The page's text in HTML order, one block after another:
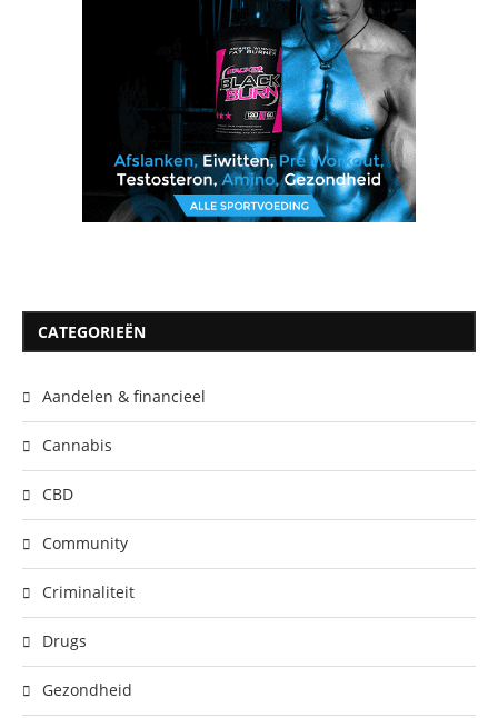
CATEGORIEËN
Aandelen & financieel
Cannabis
CBD
Community
Criminaliteit
Drugs
Gezondheid